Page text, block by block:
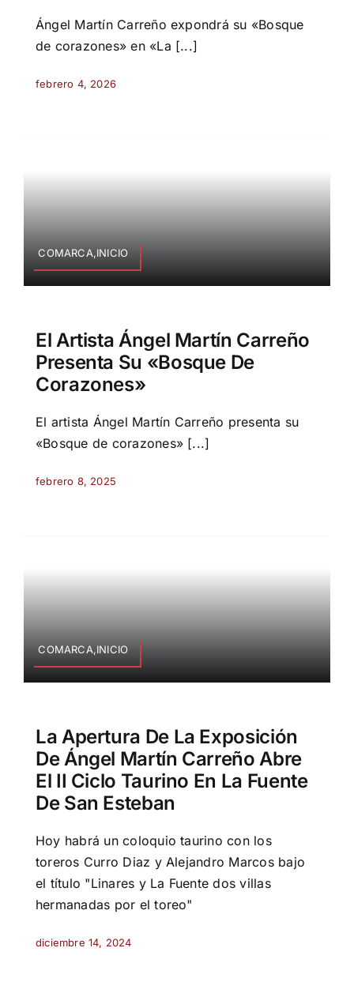
Ángel Martín Carreño expondrá su «Bosque
de corazones» en «La [...]
febrero 4, 2026
COMARCA,INICIO
El Artista Ángel Martín Carreño
Presenta Su «Bosque De
Corazones»
El artista Ángel Martín Carreño presenta su
«Bosque de corazones» [...]
febrero 8, 2025
COMARCA,INICIO
La Apertura De La Exposición
De Ángel Martín Carreño Abre
El II Ciclo Taurino En La Fuente
De San Esteban
Hoy habrá un coloquio taurino con los
toreros Curro Diaz y Alejandro Marcos bajo
el título "Linares y La Fuente dos villas
hermanadas por el toreo"
diciembre 14, 2024